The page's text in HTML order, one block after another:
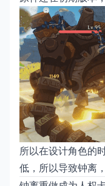
所以在设计角色的
低，所以导致钟离